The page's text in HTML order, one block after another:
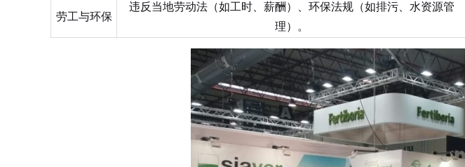
劳工与环保
违反当地劳动法（如工时、薪酬）、环保法规（如排污、水资源管
理）。